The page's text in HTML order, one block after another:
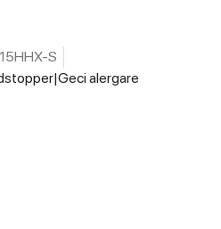
S
alergare